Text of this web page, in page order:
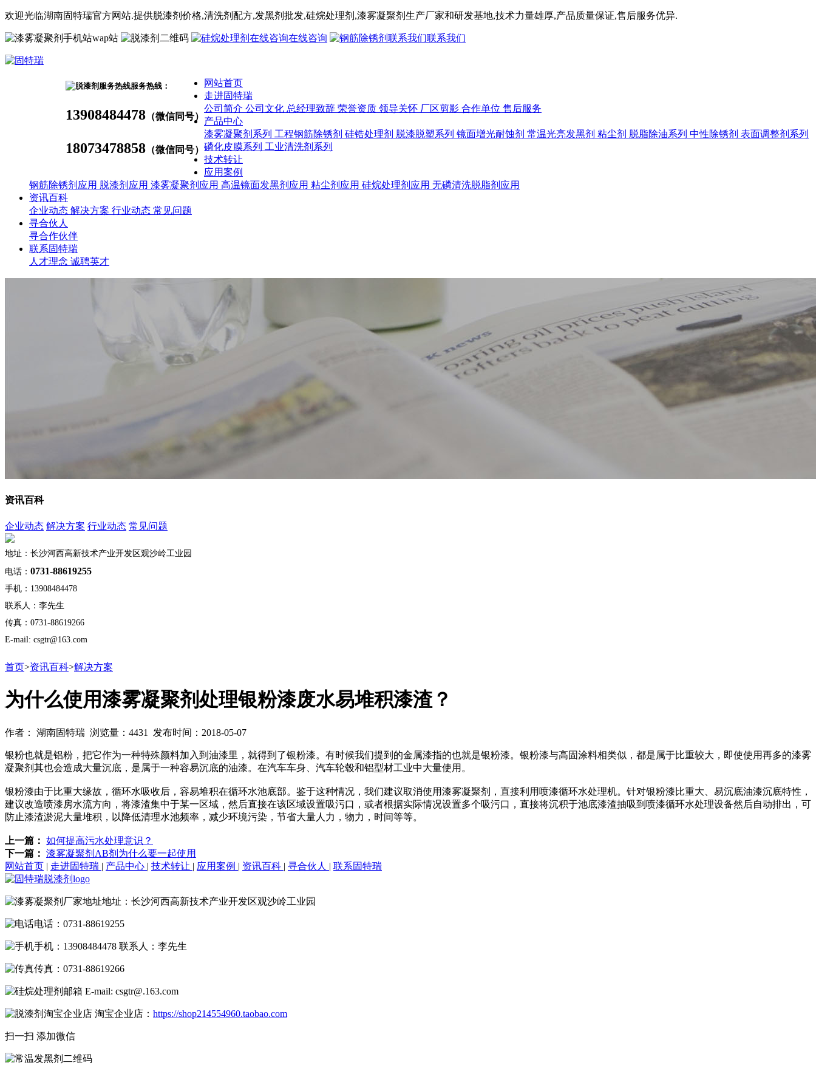
欢迎光临湖南固特瑞官方网站.提供脱漆剂价格,清洗剂 配方,发黑剂 批发,硅烷处理剂 ,漆雾凝聚剂 生产厂家和研发基地,技术力量雄厚,产品质量保证,售后服务优异.
wap站 在线咨询 联系我们
服务热线：
13908484478 （微信同号）
18073478858 （微信同号）
网站首页
走进固特瑞
公司简介 公司文化 总经理致辞 荣誉资质 领导关怀 厂区剪影 合作单位 售后服务
产品中心
漆雾凝聚剂系列 工程钢筋除锈剂 硅锆处理剂 脱漆脱塑系列 镜面增光耐蚀剂 常温光亮发黑剂 粘尘剂 脱脂除油系列 中性除锈剂 表面调整剂系列
磷化皮膜系列 工业清洗剂系列
技术转让
应用案例
钢筋除锈剂应用 脱漆剂应用 漆雾凝聚剂应用 高温镜面发黑剂应用 粘尘剂应用 硅烷处理剂应用 无磷清洗脱脂剂应用
资讯百科
企业动态 解决方案 行业动态 常见问题
寻合伙人
寻合作伙伴
联系固特瑞
人才理念 诚聘英才
资讯百科
企业动态 解决方案 行业动态 常见问题
地址：长沙河西高新技术产业开发区观沙岭工业园
电话： 0731-88619255
手机：13908484478
联系人：李先生
传真：0731-88619266
E-mail: csgtr@163.com
首页>资讯百科>解决方案
为什么使用漆雾凝聚剂处理银粉漆废水易堆积漆渣？
作者： 湖南固特瑞 浏览量：4431 发布时间：2018-05-07
银粉也就是铝粉，把它作为一种特殊颜料加入到油漆里，就得到了银粉漆。有时候我们提到的金属漆指的也就是银粉漆。银粉漆与高固涂料相类似，都是属于比重较大，即使使用再多的漆雾
凝聚剂其也会造成大量沉底，是属于一种容易沉底的油漆。在汽车车身、汽车轮毂和铝型材工业中大量使用。
银粉漆由于比重大缘故，循环水吸收后，容易堆积在循环水池底部。鉴于这种情况，我们建议取消使用漆雾凝聚剂，直接利用喷漆循环水处理机。针对银粉漆比重大、易沉底油漆沉底特性，
建议改造喷漆房水流方向，将漆渣集中于某一区域，然后直接在该区域设置吸污口，或者根据实际情况设置多个吸污口，直接将沉积于池底漆渣抽吸到喷漆循环水处理设备然后自动排出，可
防止漆渣淤泥大量堆积，以降低清理水池频率，减少环境污染，节省大量人力，物力，时间等等。
上一篇： 如何提高污水处理意识？
下一篇： 漆雾凝聚剂AB剂为什么要一起使用
网站首页 | 走进固特瑞 | 产品中心 | 技术转让 | 应用案例 | 资讯百科 | 寻合伙人 | 联系固特瑞
地址：长沙河西高新技术产业开发区观沙岭工业园
电话：0731-88619255
手机：13908484478 联系人：李先生
传真：0731-88619266
E-mail: csgtr@.163.com
淘宝企业店： https://shop214554960.taobao.com
扫一扫 添加微信